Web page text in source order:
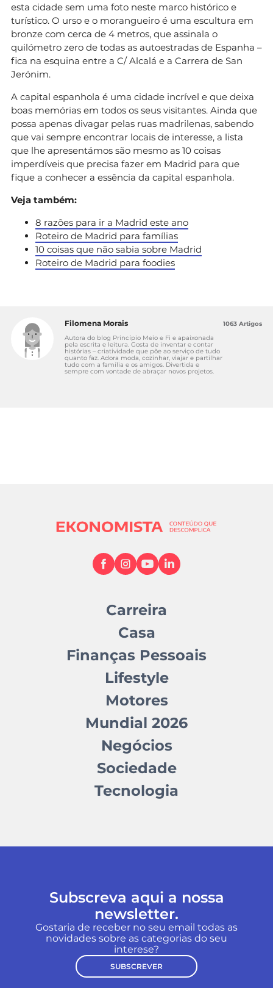
esta cidade sem uma foto neste marco histórico e
turístico. O urso e o morangueiro é uma escultura em
bronze com cerca de 4 metros, que assinala o
quilómetro zero de todas as autoestradas de Espanha –
fica na esquina entre a C/ Alcalá e a Carrera de San
Jerónim.
A capital espanhola é uma cidade incrível e que deixa
boas memórias em todos os seus visitantes. Ainda que
possa apenas divagar pelas ruas madrilenas, sabendo
que vai sempre encontrar locais de interesse, a lista
que lhe apresentámos são mesmo as 10 coisas
imperdíveis que precisa fazer em Madrid para que
fique a conhecer a essência da capital espanhola.
Veja também:
8 razões para ir a Madrid este ano
Roteiro de Madrid para famílias
10 coisas que não sabia sobre Madrid
Roteiro de Madrid para foodies
Filomena Morais
Autora do blog Princípio Meio e Fi e apaixonada
pela escrita e leitura. Gosta de inventar e contar
histórias – criatividade que põe ao serviço de tudo
quanto faz. Adora moda, cozinhar, viajar e partilhar
tudo com a família e os amigos. Divertida e
sempre com vontade de abraçar novos projetos.
1063 Artigos
Carreira
Casa
Finanças Pessoais
Lifestyle
Motores
Mundial 2026
Negócios
Sociedade
Tecnologia
Subscreva aqui a nossa
newsletter.
Gostaria de receber no seu email todas as
novidades sobre as categorias do seu
interese?
SUBSCREVER